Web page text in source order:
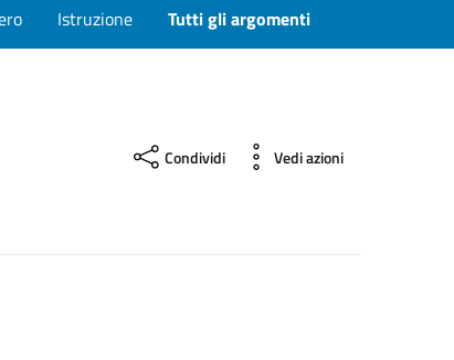
Istruzione Tutti gli argomenti
Condividi Vedi azioni